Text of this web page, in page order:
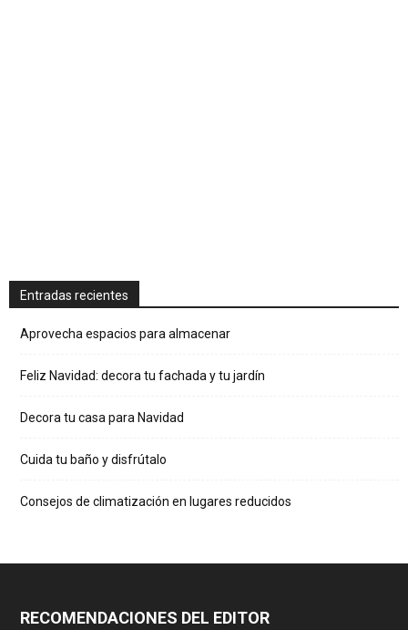
Entradas recientes
Aprovecha espacios para almacenar
Feliz Navidad: decora tu fachada y tu jardín
Decora tu casa para Navidad
Cuida tu baño y disfrútalo
Consejos de climatización en lugares reducidos
RECOMENDACIONES DEL EDITOR